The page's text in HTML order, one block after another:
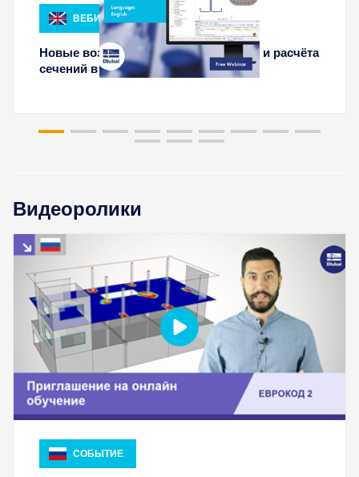
ВЕБИНАР
Новые возможности моделирования и расчёта
сечений в RSECTION
Видеоролики
СОБЫТИЕ